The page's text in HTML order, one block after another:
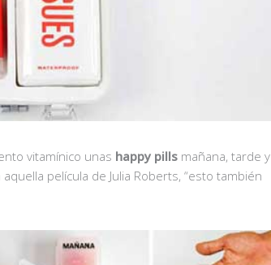
vitamínico unas happy pills mañana, tarde y
película de Julia Roberts, “esto también